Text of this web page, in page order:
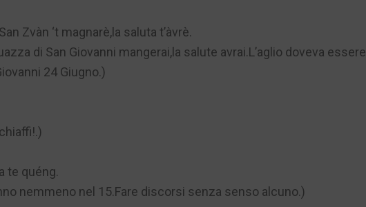
Zvàn ‘t magnarè,la saluta t’àvrè.
di San Giovanni mangerai,la salute avrai.L’aglio doveva essere
24 Giugno.)
te quéng.
nemmeno nel 15.Fare discorsi senza senso alcuno.)